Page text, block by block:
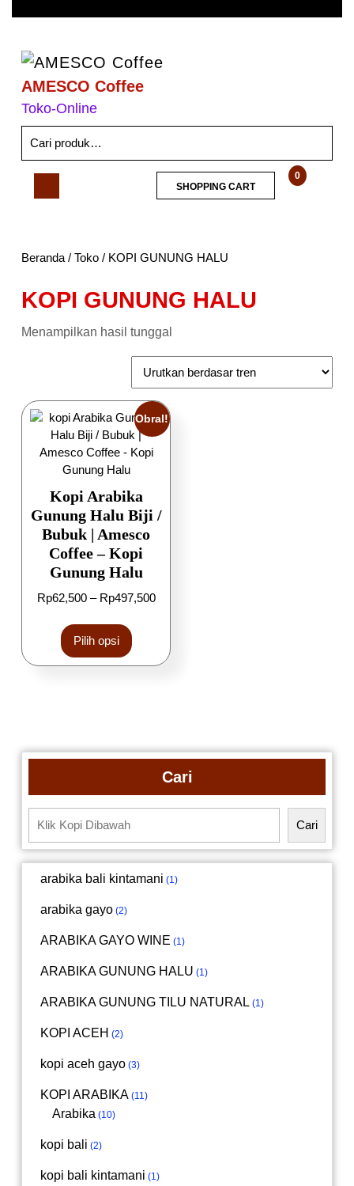
AMESCO Coffee
Toko-Online
0
SHOPPING CART
Beranda / Toko / KOPI GUNUNG HALU
KOPI GUNUNG HALU
Menampilkan hasil tunggal
Obral!
Kopi Arabika
Gunung Halu Biji /
Bubuk | Amesco
Coffee – Kopi
Gunung Halu
Rp62,500 – Rp497,500
Pilih opsi
Cari
Cari
arabika bali kintamani 1
arabika gayo 2
ARABIKA GAYO WINE 1
ARABIKA GUNUNG HALU 1
ARABIKA GUNUNG TILU NATURAL 1
KOPI ACEH 2
kopi aceh gayo 3
KOPI ARABIKA 11
Arabika 10
kopi bali 2
kopi bali kintamani 1